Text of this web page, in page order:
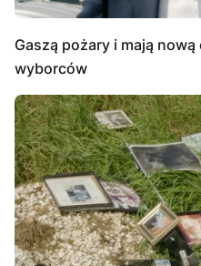
Gaszą pożary i mają
wyborców